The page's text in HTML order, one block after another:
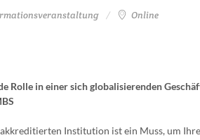
Online
Rolle in einer sich globalisierenden
Institution ist ein Muss, um